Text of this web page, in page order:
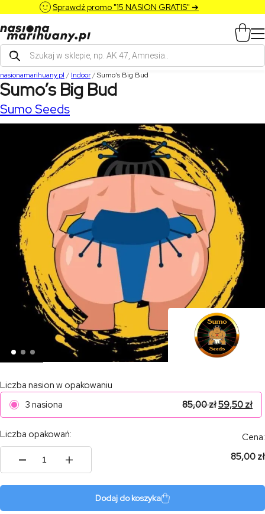
Sprawdź promo "15 NASION GRATIS" ➔
Wyszukiwarka
produktów
nasionamarihuany.pl / Indoor/Sumo’s Big Bud
Sumo’s Big Bud
Sumo Seeds
Liczba nasion w opakowaniu
3 nasiona
85,00zł59,50 zł
Liczba opakowań:
ilość
Cena:
85,00 zł
Dodaj do koszyka